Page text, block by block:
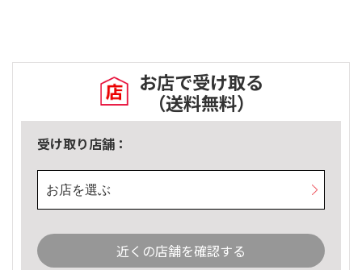
お店で受け取る
（送料無料）
受け取り店舗：
お店を選ぶ
近くの店舗を確認する